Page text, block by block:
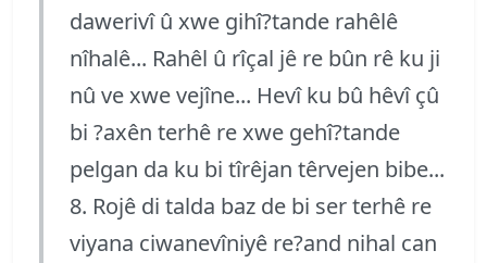
dawerivî û xwe gihî?tande rahêlê
nîhalê... Rahêl û rîçal jê re bûn rê ku ji
nû ve xwe vejîne... Hevî ku bû hêvî çû
bi ?axên terhê re xwe gehî?tande
pelgan da ku bi tîrêjan têrvejen bibe...
8. Rojê di talda baz de bi ser terhê re
viyana ciwanevîniyê re?and nihal can